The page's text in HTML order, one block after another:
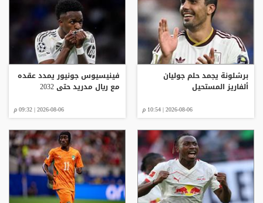
برشلونة يجمد حلم جوليان
ألفاريز المستحيل
2026-08-06 | 10:54 م
فينيسيوس جونيور يمدد عقده
مع ريال مدريد حتى 2032
2026-08-06 | 09:32 م